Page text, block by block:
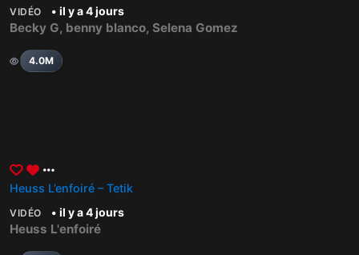
VIDÉO • il y a 4 jours
Becky G, benny blanco, Selena Gomez
4.0M
Heuss L’enfoiré – Tetik
VIDÉO • il y a 4 jours
Heuss L'enfoiré